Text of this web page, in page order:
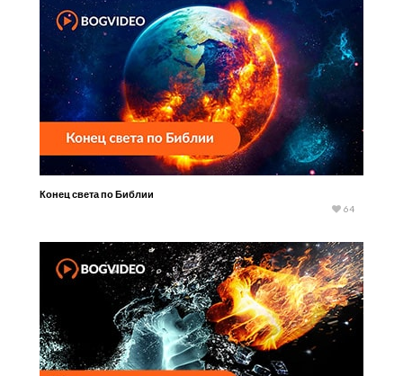
Конец света по Библии
64